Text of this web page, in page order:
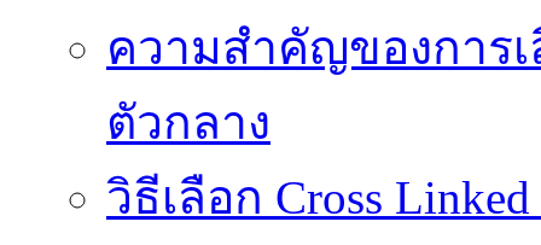
ความสำคัญของการ
ตัวกลาง
วิธีเลือก Cross